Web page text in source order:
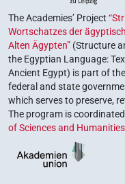
The Academies’ Project
Wortschatzes der
Alten Ägypten” (Structure
the Egyptian Language:
Ancient Egypt) is part of the
federal and state
which serves to preserve,
The program is
of Sciences and Humanities